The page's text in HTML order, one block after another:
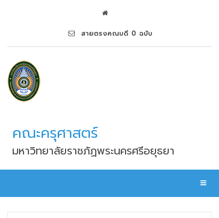
สายตรงคณบดี 0 ฉบับ
คณะครุศาสตร์
มหาวิทยาลัยราชภัฏพระนครศรีอยุธยา